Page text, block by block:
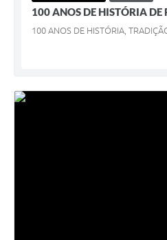
Projetos
Editais
100 ANOS DE HISTÓRIA DE
100 ANOS DE HISTÓRIA,